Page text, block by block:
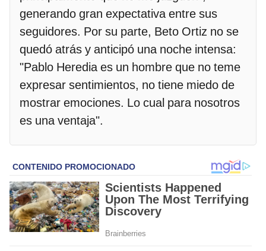
generando gran expectativa entre sus
seguidores. Por su parte, Beto Ortiz no se
quedó atrás y anticipó una noche intensa:
"Pablo Heredia es un hombre que no teme
expresar sentimientos, no tiene miedo de
mostrar emociones. Lo cual para nosotros
es una ventaja".